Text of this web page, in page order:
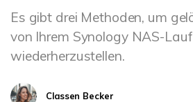
Es gibt drei Methoden, um
von Ihrem Synology NAS-
wiederherzustellen.
Classen Becker